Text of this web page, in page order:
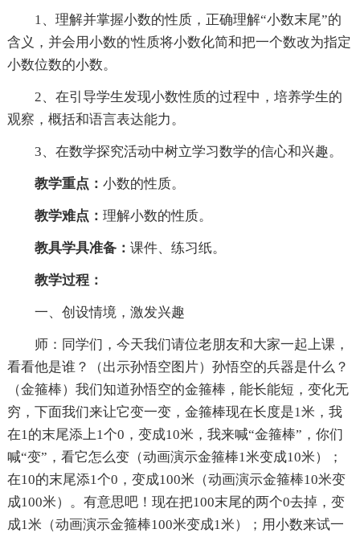
1、理解并掌握小数的性质，正确理解“小数末尾”的
含义，并会用小数的'性质将小数化简和把一个数改为指定
小数位数的小数。
2、在引导学生发现小数性质的过程中，培养学生的
观察，概括和语言表达能力。
3、在数学探究活动中树立学习数学的信心和兴趣。
教学重点： 小数的性质。
教学难点： 理解小数的性质。
教具学具准备： 课件、练习纸。
教学过程：
一、创设情境，激发兴趣
师：同学们，今天我们请位老朋友和大家一起上课，
看看他是谁？（出示孙悟空图片）孙悟空的兵器是什么？
（金箍棒）我们知道孙悟空的金箍棒，能长能短，变化无
穷，下面我们来让它变一变，金箍棒现在长度是1米，我
在1的末尾添上1个0，变成10米，我来喊“金箍棒”，你们
喊“变”，看它怎么变（动画演示金箍棒1米变成10米）；
在10的末尾添1个0，变成100米（动画演示金箍棒10米变
成100米）。有意思吧！现在把100末尾的两个0去掉，变
成1米（动画演示金箍棒100米变成1米）；用小数来试一